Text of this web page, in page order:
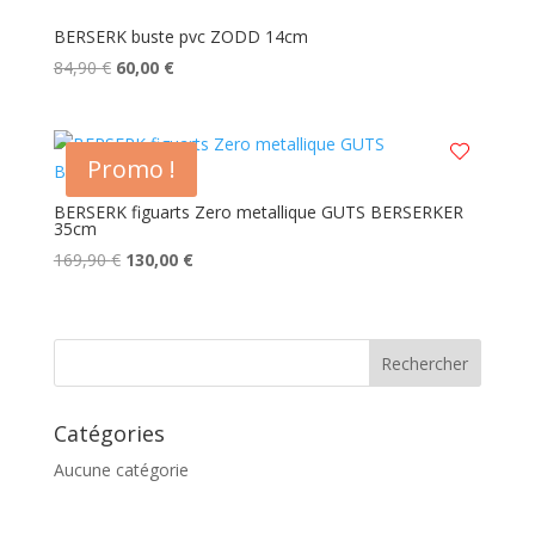
BERSERK buste pvc ZODD 14cm
84,90€ Le
était :
84,90 €.
60,00 €Le
est :
60,00 €.
Promo !
BERSERK figuarts Zero metallique GUTS BERSERKER
35cm
169,90€ Le
était :
130,00 €Le
est :
Catégories
Aucune catégorie